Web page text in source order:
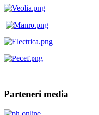
Parteneri media